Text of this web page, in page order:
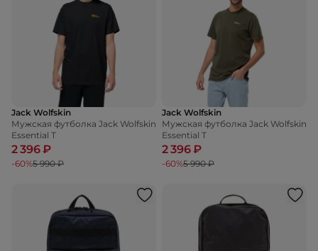
Jack Wolfskin
Мужская футболка Jack Wolfskin
Essential T
2 396 ₽
-60%5 990 ₽
Jack Wolfskin
Мужская футболка Jack Wolfskin
Essential T
2 396 ₽
-60%5 990 ₽